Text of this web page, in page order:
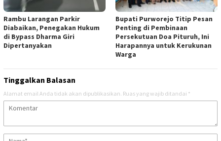
Rambu Larangan Parkir
Diabaikan, Penegakan Hukum
di Bypass Dharma Giri
Dipertanyakan
Bupati Purworejo Titip Pesan
Penting di Pembinaan
Persekutuan Doa Pituruh, Ini
Harapannya untuk Kerukunan
Warga
Tinggalkan Balasan
Alamat email Anda tidak akan dipublikasikan. Ruas yang wajib ditandai *